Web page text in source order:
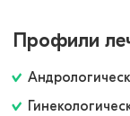
детские
Профили